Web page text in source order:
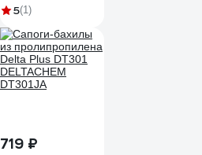
упаковке, 10 шт.
5(1)
719 ₽